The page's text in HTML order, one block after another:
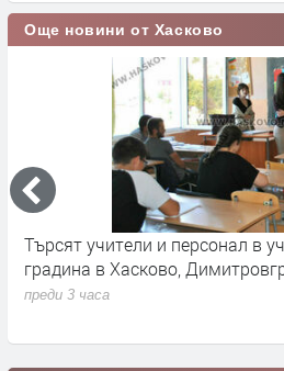
Още новини от Хасково
Търсят учители и персонал в
градина в Хасково,
преди 3 часа